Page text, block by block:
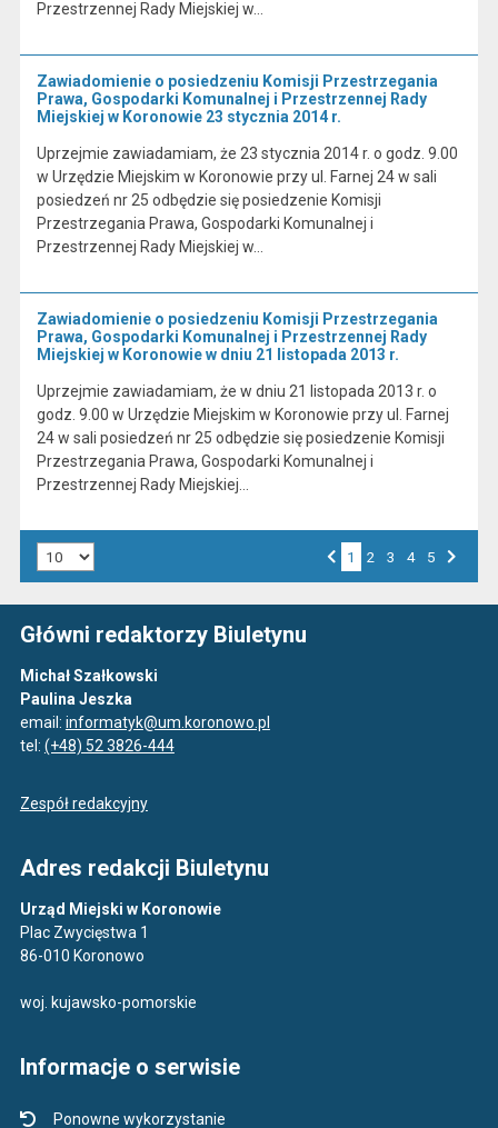
Przestrzennej Rady Miejskiej w…
Zawiadomienie o posiedzeniu Komisji Przestrzegania
Prawa, Gospodarki Komunalnej i Przestrzennej Rady
Miejskiej w Koronowie 23 stycznia 2014 r.
Uprzejmie zawiadamiam, że 23 stycznia 2014 r. o godz. 9.00
w Urzędzie Miejskim w Koronowie przy ul. Farnej 24 w sali
posiedzeń nr 25 odbędzie się posiedzenie Komisji
Przestrzegania Prawa, Gospodarki Komunalnej i
Przestrzennej Rady Miejskiej w…
Zawiadomienie o posiedzeniu Komisji Przestrzegania
Prawa, Gospodarki Komunalnej i Przestrzennej Rady
Miejskiej w Koronowie w dniu 21 listopada 2013 r.
Uprzejmie zawiadamiam, że w dniu 21 listopada 2013 r. o
godz. 9.00 w Urzędzie Miejskim w Koronowie przy ul. Farnej
24 w sali posiedzeń nr 25 odbędzie się posiedzenie Komisji
Przestrzegania Prawa, Gospodarki Komunalnej i
Przestrzennej Rady Miejskiej…
1 2 3 4 5
Główni redaktorzy Biuletynu
Michał Szałkowski
Paulina Jeszka
email: informatyk@um.koronowo.pl
tel: (+48) 52 3826-444
Zespół redakcyjny
Adres redakcji Biuletynu
Urząd Miejski w Koronowie
Plac Zwycięstwa 1
86-010 Koronowo
woj. kujawsko-pomorskie
Informacje o serwisie
Ponowne wykorzystanie